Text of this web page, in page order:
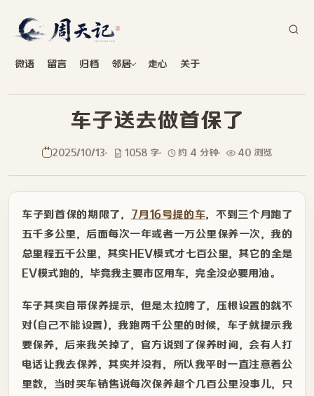
微语 留言 归档 邻居 走心 关于
车子送去做首保了
2025/10/13 1058 字 约 4 分钟 40 浏览
车子到首保的期限了， 7月16号提的车，不到三个月跑了
五千多公里，后面每次一年或者一万公里保养一次，我的
总里程五千公里，其实HEV模式才七百公里，其它的全是
EV模式跑的，毕竟我主要市区用车，完全没必要用油。
车子其实自带保养提示，但是太拉胯了，压根设置的就不
对(自己不能设置)，我跑两千公里的时候，车子就提示我
要保养，后来我关掉了，官方说到了保养时间，会有人打
电话让我去保养，其实并没有，所以我平时一直注意着公
里数，当时买车销售说每次保养超个几百公里没事儿，只